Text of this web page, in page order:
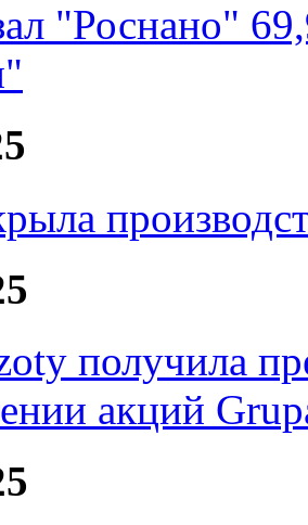
"Роснано"
получила
акций